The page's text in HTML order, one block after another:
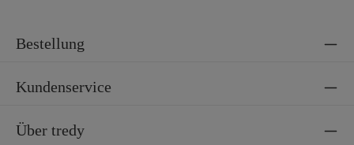
Bestellung
Kundenservice
Über tredy